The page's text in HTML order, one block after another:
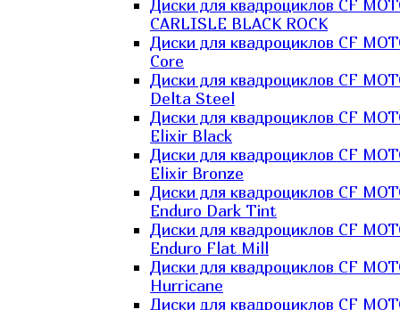
Диски для квадроциклов CF
CARLISLE BLACK ROCK
Диски для квадроциклов CF
Core
Диски для квадроциклов CF
Delta Steel
Диски для квадроциклов CF
Elixir Black
Диски для квадроциклов CF
Elixir Bronze
Диски для квадроциклов CF
Enduro Dark Tint
Диски для квадроциклов CF
Enduro Flat Mill
Диски для квадроциклов CF
Hurricane
Диски для квадроциклов CF